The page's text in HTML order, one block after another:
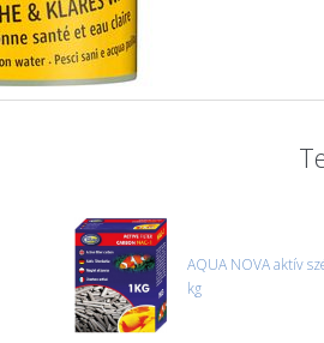
AQUA NOVA aktív
kg